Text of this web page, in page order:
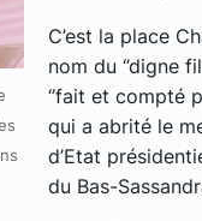
C’est la place
nom du ‘’digne
‘’fait et compté
qui a abrité le
d’Etat
du Bas-